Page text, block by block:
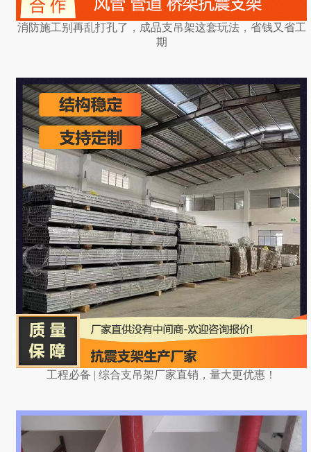
消防施工别再乱打孔了，成品支吊架这套玩法，省钱又省工
期
工程必备 | 综合支吊架厂家直销，量大更优惠！